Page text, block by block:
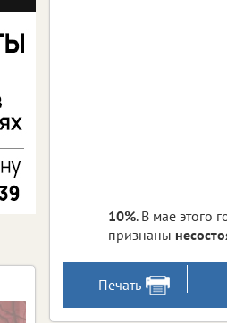
10%. В мае этого
признаны
Печать